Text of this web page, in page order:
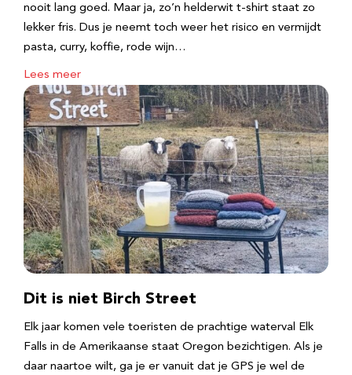
nooit lang goed. Maar ja, zo’n helderwit t-shirt staat zo
lekker fris. Dus je neemt toch weer het risico en vermijdt
pasta, curry, koffie, rode wijn…
Lees meer
Dit is niet Birch Street
Elk jaar komen vele toeristen de prachtige waterval Elk
Falls in de Amerikaanse staat Oregon bezichtigen. Als je
daar naartoe wilt, ga je er vanuit dat je GPS je wel de